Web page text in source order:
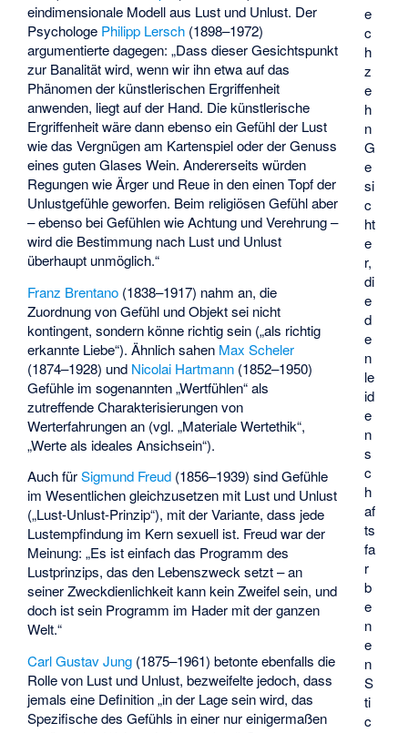
e
c
h
z
e
h
n
G
e
si
c
ht
e
r,
di
e
d
e
n
le
id
e
n
s
c
h
af
ts
fa
r
b
e
n
e
n
S
ti
c
eindimensionale Modell aus Lust und Unlust. Der
Psychologe Philipp Lersch (1898–1972)
argumentierte dagegen: „Dass dieser Gesichtspunkt
zur Banalität wird, wenn wir ihn etwa auf das
Phänomen der künstlerischen Ergriffenheit
anwenden, liegt auf der Hand. Die künstlerische
Ergriffenheit wäre dann ebenso ein Gefühl der Lust
wie das Vergnügen am Kartenspiel oder der Genuss
eines guten Glases Wein. Andererseits würden
Regungen wie Ärger und Reue in den einen Topf der
Unlustgefühle geworfen. Beim religiösen Gefühl aber
– ebenso bei Gefühlen wie Achtung und Verehrung –
wird die Bestimmung nach Lust und Unlust
überhaupt unmöglich.“
Franz Brentano (1838–1917) nahm an, die
Zuordnung von Gefühl und Objekt sei nicht
kontingent, sondern könne richtig sein („als richtig
erkannte Liebe“). Ähnlich sahen Max Scheler
(1874–1928) und Nicolai Hartmann (1852–1950)
Gefühle im sogenannten „Wertfühlen“ als
zutreffende Charakterisierungen von
Werterfahrungen an (vgl. „Materiale Wertethik“,
„Werte als ideales Ansichsein“).
Auch fürSigmund Freud (1856–1939) sind Gefühle
im Wesentlichen gleichzusetzen mit Lust und Unlust
(„Lust-Unlust-Prinzip“), mit der Variante, dass jede
Lustempfindung im Kern sexuell ist. Freud war der
Meinung: „Es ist einfach das Programm des
Lustprinzips, das den Lebenszweck setzt – an
seiner Zweckdienlichkeit kann kein Zweifel sein, und
doch ist sein Programm im Hader mit der ganzen
Welt.“
Carl Gustav Jung (1875–1961) betonte ebenfalls die
Rolle von Lust und Unlust, bezweifelte jedoch, dass
jemals eine Definition „in der Lage sein wird, das
Spezifische des Gefühls in einer nur einigermaßen